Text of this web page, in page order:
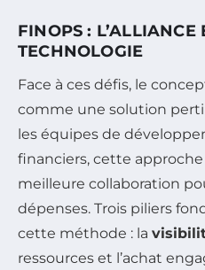
FINOPS : L’ALLIANCE
TECHNOLOGIE
Face à ces défis, le
comme une solution
les équipes de
financiers, cette
meilleure collaboration
dépenses. Trois piliers
cette méthode : la
ressources et l’achat